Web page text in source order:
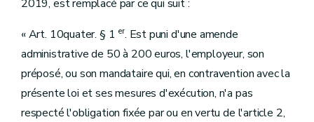
2019, est remplacé par ce qui suit :
« Art. 10quater. § 1 er. Est puni d'une amende
administrative de 50 à 200 euros, l'employeur, son
préposé, ou son mandataire qui, en contravention avec la
présente loi et ses mesures d'exécution, n'a pas
respecté l'obligation fixée par ou en vertu de l'article 2,